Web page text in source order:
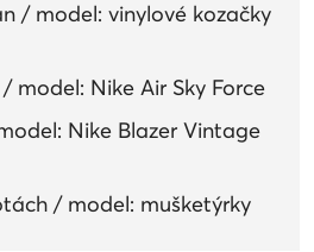
/ model: vinylové kozačky
model: Nike Air Sky Force
Nike Blazer Vintage
/ model: mušketýrky